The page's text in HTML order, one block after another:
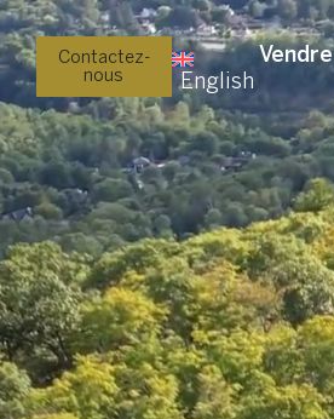
Contactez-
nous
English
Vendre